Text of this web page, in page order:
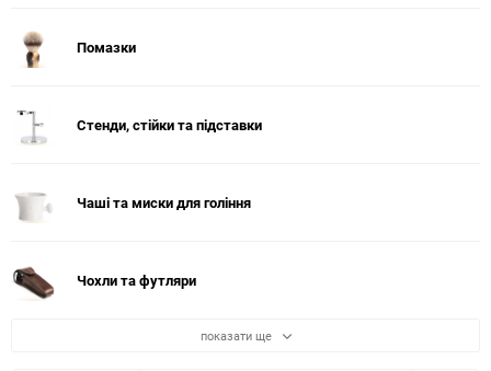
Помазки
Стенди, стійки та підставки
Чаші та миски для гоління
Чохли та футляри
показати ще